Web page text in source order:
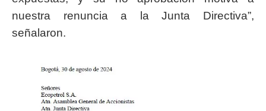
nuestra renuncia a la Junta Directiva”,
señalaron.